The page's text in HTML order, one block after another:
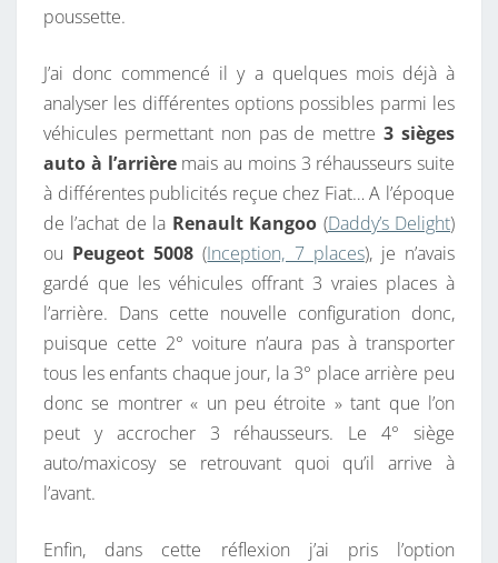
P
A
C
T
E
À
P
E
T
T
B
U
D
T
poussette.
J’ai donc commencé il y a quelques mois déjà à
analyser les différentes options possibles parmi les
véhicules permettant non pas de mettre3 sièges
auto à l’arrièremais au moins 3 réhausseurs suite
à différentes publicités reçue chez Fiat… A l’époque
de l’achat de la Renault Kangoo (Daddy’s Delight)
ou Peugeot 5008 (Inception, 7 places), je n’avais
gardé que les véhicules offrant 3 vraies places à
l’arrière. Dans cette nouvelle configuration donc,
puisque cette 2° voiture n’aura pas à transporter
tous les enfants chaque jour, la 3° place arrière peu
donc se montrer « un peu étroite » tant que l’on
peut y accrocher 3 réhausseurs. Le 4° siège
auto/maxicosy se retrouvant quoi qu’il arrive à
l’avant.
Enfin, dans cette réflexion j’ai pris l’option